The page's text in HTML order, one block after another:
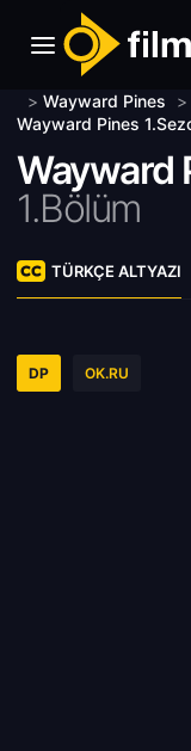
> Wayward Pines >
Wayward Pines
Wayward
1.Bölüm
TÜRKÇE ALTYAZI
DP OK.RU